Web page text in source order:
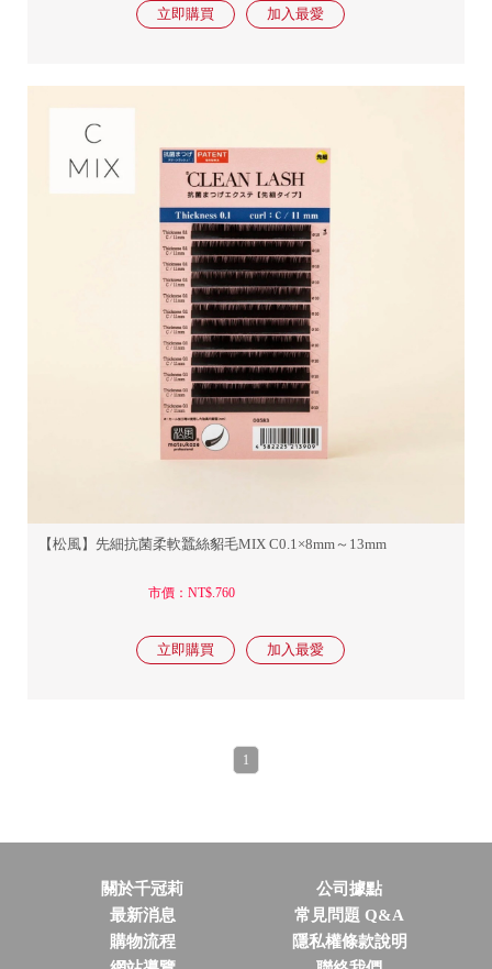
【松風】先細抗菌柔軟蠶絲貂毛MIX C0.1×8mm～13mm
市價：NT$.760
1
關於千冠莉
公司據點
最新消息
常見問題 Q&A
購物流程
隱私權條款說明